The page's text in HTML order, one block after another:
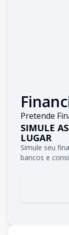
Pretende
SIMULE
LUGAR
Simule seu
bancos e